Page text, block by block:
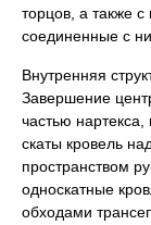
торцов, а также с
соединенные с
Внутренняя
Завершение
частью
скаты кровель
пространством
односкатные
обходами